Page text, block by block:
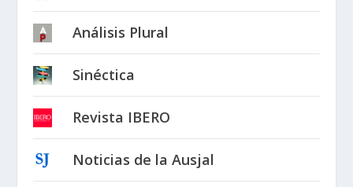
Análisis Plural
Sinéctica
Revista IBERO
Noticias de la Ausjal